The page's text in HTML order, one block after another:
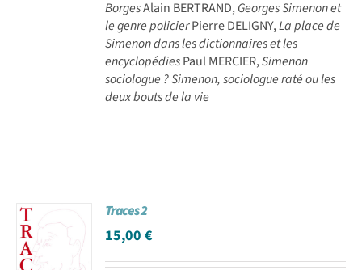
BorgesAlain BERTRAND,Georges Simenon et
le genre policierPierre DELIGNY,La place de
Simenon dans les dictionnaires et les
encyclopédiesPaul MERCIER,Simenon
sociologue ? Simenon, sociologue raté ou les
deux bouts de la vie
Traces 2
15,00€